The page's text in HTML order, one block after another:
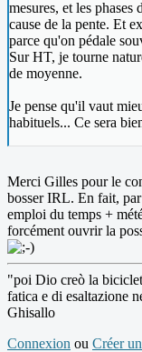
mesures, et les phases
cause de la pente. Et
parce qu'on pédale
Sur HT, je tourne
de moyenne.
Je pense qu'il vaut
habituels... Ce sera
Merci Gilles pour le
bosser IRL. En fait,
emploi du temps +
forcément ouvrir la
"poi Dio creò la
fatica e di esaltazione
Ghisallo
Connexion ou Créer